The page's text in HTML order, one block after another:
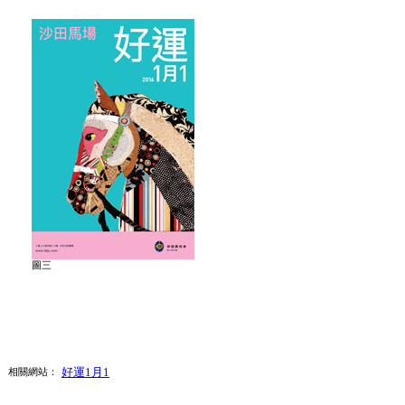
圖三
相關網站： 好運1月1